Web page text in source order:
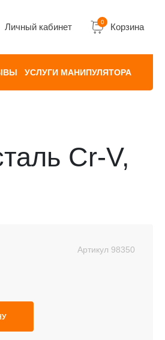
Личный кабинет 0 Корзина
УСЛУГИ МАНИПУЛЯТОРА
Cr-V,
Артикул 98350